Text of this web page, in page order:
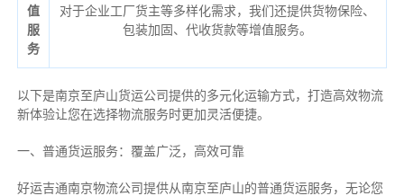
值
服
务
对于企业工厂货主等多样化需求，我们还提供货物保险、
包装加固、代收货款等增值服务。
以下是南京至庐山货运公司提供的多元化运输方式，打造高效物流
新体验让您在选择物流服务时更加灵活便捷。
一、普通货运服务：覆盖广泛，高效可靠
好运吉通南京物流公司提供从南京至庐山的普通货运服务，无论您